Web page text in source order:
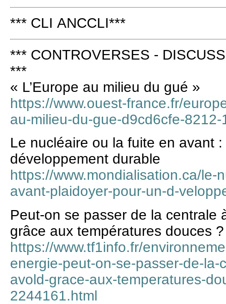
*** CLI ANCCLI***
*** CONTROVERSES -
***
« L’Europe au milieu du gué »
https://www.ouest-france.fr/
au-milieu-du-gue-d9cd6cfe-
Le nucléaire ou la fuite en avant
développement durable
https://www.mondialisation.ca/le-
avant-plaidoyer-pour-un-d-
Peut-on se passer de la centrale
grâce aux températures douces ?
https://www.tf1info.fr/
energie-peut-on-se-passer-de-
avold-grace-aux-temperatures-
2244161.html